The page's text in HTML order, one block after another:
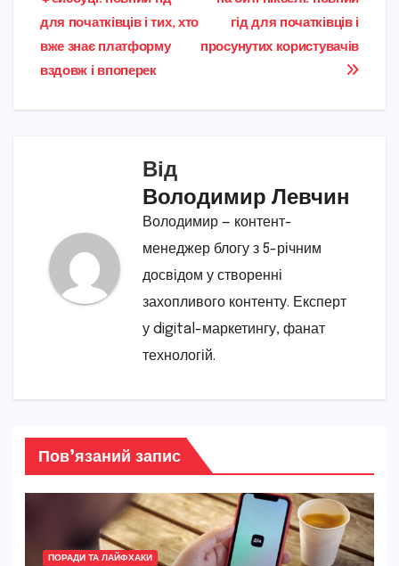
записів
гід для початківців і
просунутих користувачів
для початківців і тих, хто
вже знає платформу
вздовж і впоперек
Від
Володимир Левчин
Володимир — контент-
менеджер блогу з 5-річним
досвідом у створенні
захопливого контенту. Експерт
у digital-маркетингу, фанат
технологій.
Пов’язаний запис
ПОРАДИ ТА ЛАЙФХАКИ